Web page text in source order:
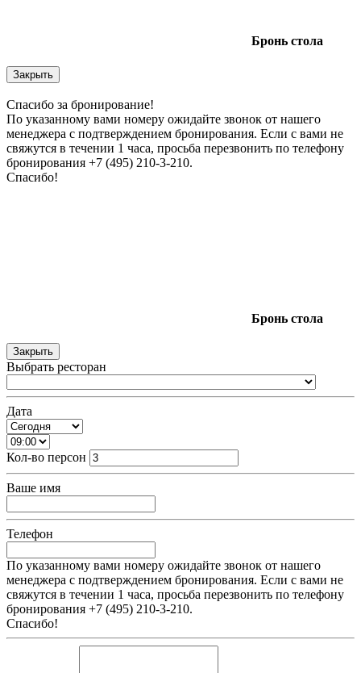
Бронь стола
Закрыть
Спасибо за бронирование!
По указанному вами номеру ожидайте звонок от нашего
менеджера с подтверждением бронирования. Если с вами не
свяжутся в течении 1 часа, просьба перезвонить по телефону
бронирования +7 (495) 210-3-210.
Спасибо!
Бронь стола
Закрыть
Выбрать ресторан
Дата
Кол-во персон
Ваше имя
Телефон
По указанному вами номеру ожидайте звонок от нашего
менеджера с подтверждением бронирования. Если с вами не
свяжутся в течении 1 часа, просьба перезвонить по телефону
бронирования +7 (495) 210-3-210.
Спасибо!